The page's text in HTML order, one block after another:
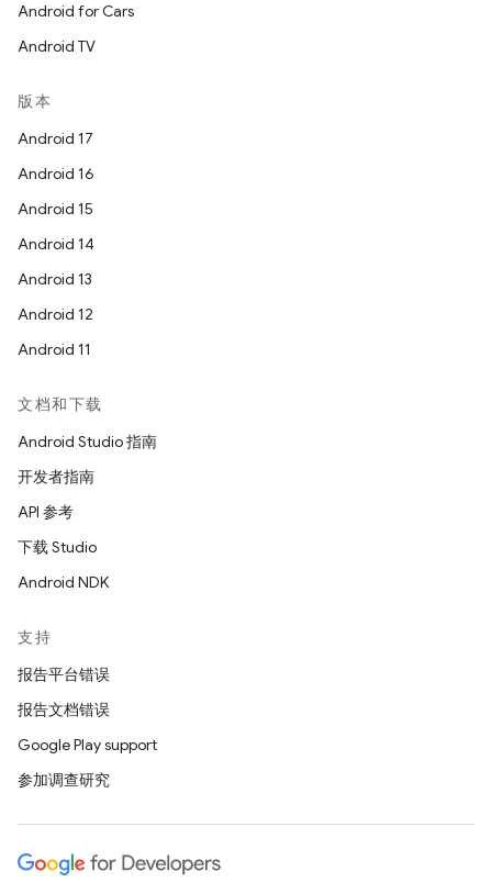
Android for Cars
Android TV
版本
Android 17
Android 16
Android 15
Android 14
Android 13
Android 12
Android 11
文档和下载
Android Studio 指南
开发者指南
API 参考
下载 Studio
Android NDK
支持
报告平台错误
报告文档错误
Google Play support
参加调查研究